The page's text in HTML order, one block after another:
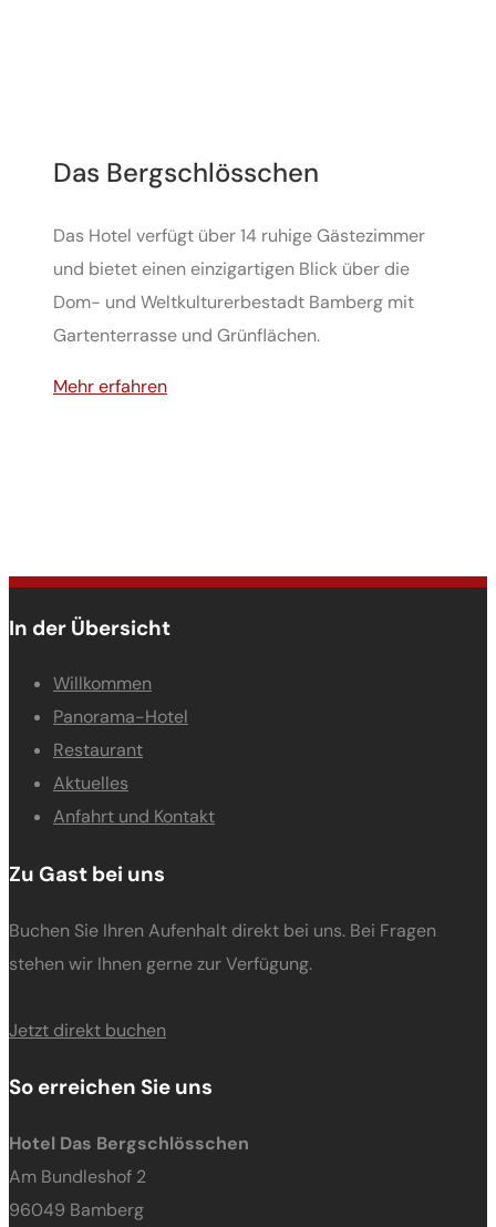
Das Bergschlösschen
Das Hotel verfügt über 14 ruhige Gästezimmer
und bietet einen einzigartigen Blick über die
Dom- und Weltkulturerbestadt Bamberg mit
Gartenterrasse und Grünflächen.
Mehr erfahren
In der Übersicht
Willkommen
Panorama-Hotel
Restaurant
Aktuelles
Anfahrt und Kontakt
Zu Gast bei uns
Buchen Sie Ihren Aufenhalt direkt bei uns. Bei Fragen
stehen wir Ihnen gerne zur Verfügung.
Jetzt direkt buchen
So erreichen Sie uns
Hotel Das Bergschlösschen
Am Bundleshof 2
96049 Bamberg